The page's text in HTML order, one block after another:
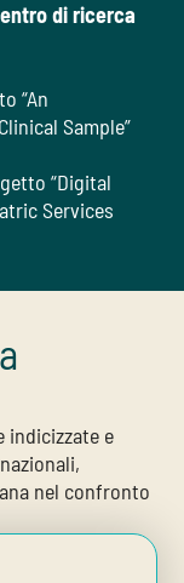
di ricerca
“An
Sample”
“Digital
Services
e
nel confronto